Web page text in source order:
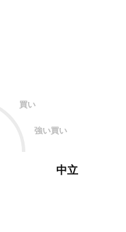
買い
強い買い
中立